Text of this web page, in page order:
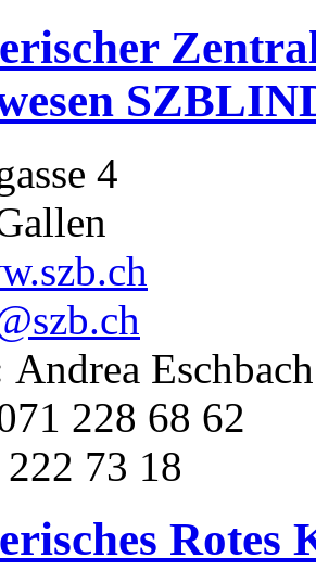
4
Andrea Eschbach
228 68 62
73 18